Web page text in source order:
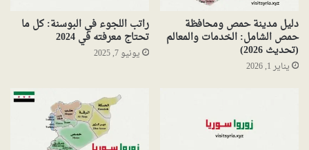
دليل مدينة حمص ومحافظة
حمص الشامل: الخدمات والمعالم
(تحديث 2026)
يناير 1, 2026
راتب اللجوء في البوسنة: كل ما
تحتاج معرفته في 2024
يونيو 7, 2025